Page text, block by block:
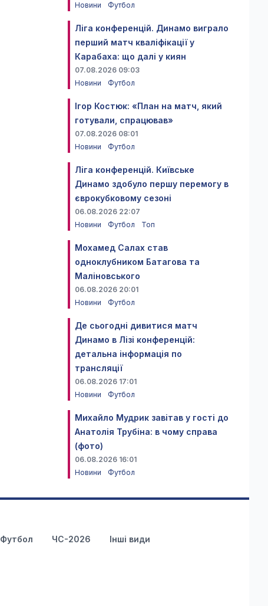
Новини
Футбол
Ліга конференцій. Динамо виграло
перший матч кваліфікації у
Карабаха: що далі у киян
07.08.2026 09:03
Новини
Футбол
Ігор Костюк: «План на матч, який
готували, спрацював»
07.08.2026 08:01
Новини
Футбол
Ліга конференцій. Київське
Динамо здобуло першу перемогу в
єврокубковому сезоні
06.08.2026 22:07
Новини
Футбол Топ
Мохамед Салах став
одноклубником Батагова та
Маліновського
06.08.2026 20:01
Новини
Футбол
Де сьогодні дивитися матч
Динамо в Лізі конференцій:
детальна інформація по
трансляції
06.08.2026 17:01
Новини
Футбол
Михайло Мудрик завітав у гості до
Анатолія Трубіна: в чому справа
(фото)
06.08.2026 16:01
Новини
Футбол
Футбол ЧС-2026 Інші види